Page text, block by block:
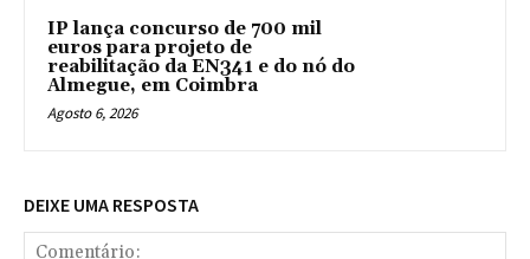
IP lança concurso de 700 mil
euros para projeto de
reabilitação da EN341 e do nó do
Almegue, em Coimbra
Agosto 6, 2026
DEIXE UMA RESPOSTA